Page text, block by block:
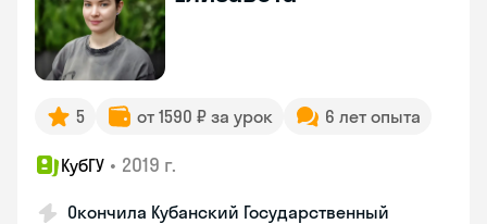
5 от 1590 ₽ за урок 6 лет опыта
КубГУ • 2019 г.
Окончила Кубанский Государственный